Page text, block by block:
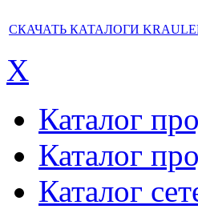
СКАЧАТЬ КАТАЛОГИ
X
Каталог
Каталог
Каталог